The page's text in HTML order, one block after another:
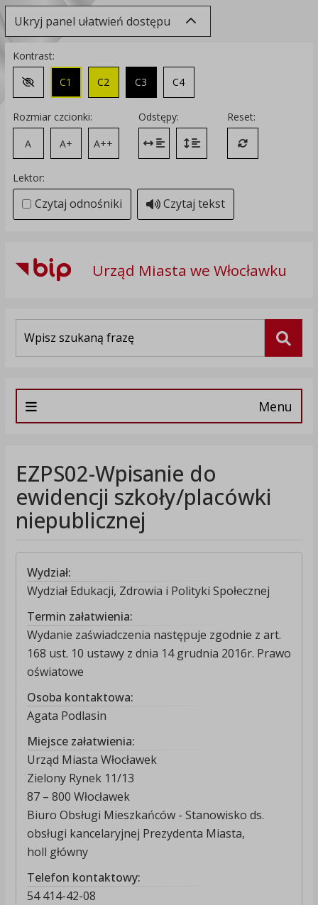
Ukryj panel ułatwień dostępu
Kontrast:
Zmień kontrast na domyślny
C1 C2 C3 C4
Rozmiar czcionki:
A
A+ A++
Odstępy:
Zmień odstęp między literami
Zmień interlinię i margines
Reset:
Przywróć
Lektor:
Czytaj odnośniki Czytaj tekst
Urząd Miasta we Włocławku
Menu
EZPS02-Wpisanie do
ewidencji szkoły/placówki
niepublicznej
Wydział:
Wydział Edukacji, Zdrowia i Polityki Społecznej
Termin załatwienia:
Wydanie zaświadczenia następuje zgodnie z art.
168 ust. 10 ustawy z dnia 14 grudnia 2016r. Prawo
oświatowe
Osoba kontaktowa:
Agata Podlasin
Miejsce załatwienia:
Urząd Miasta Włocławek
Zielony Rynek 11/13
87 – 800 Włocławek
Biuro Obsługi Mieszkańców - Stanowisko ds.
obsługi kancelaryjnej Prezydenta Miasta,
holl główny
Telefon kontaktowy:
54 414-42-08